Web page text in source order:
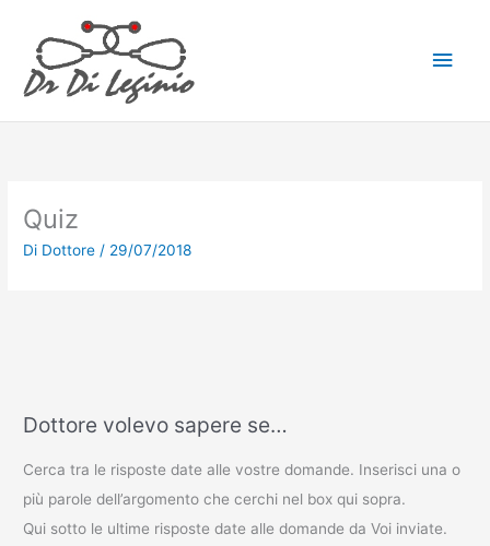
contenuto
Quiz
Di Dottore / 29/07/2018
Dottore volevo sapere se…
Cerca tra le risposte date alle vostre domande. Inserisci una o
più parole dell’argomento che cerchi nel box qui sopra.
Qui sotto le ultime risposte date alle domande da Voi inviate.